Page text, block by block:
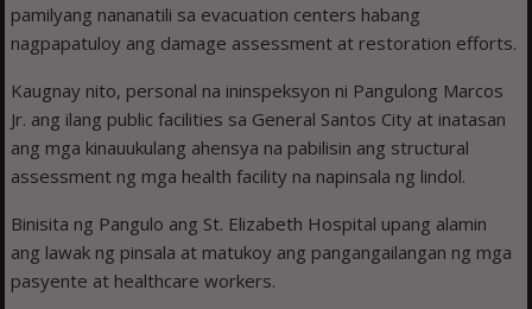
pamilyang nananatili sa evacuation centers habang
nagpapatuloy ang damage assessment at restoration efforts.
Kaugnay nito, personal na ininspeksyon ni Pangulong Marcos
Jr. ang ilang public facilities sa General Santos City at inatasan
ang mga kinauukulang ahensya na pabilisin ang structural
assessment ng mga health facility na napinsala ng lindol.
Binisita ng Pangulo ang St. Elizabeth Hospital upang alamin
ang lawak ng pinsala at matukoy ang pangangailangan ng mga
pasyente at healthcare workers.